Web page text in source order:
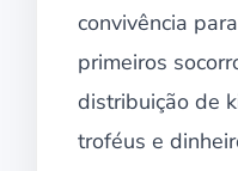
convivência
primeiros
distribuição de
troféus e